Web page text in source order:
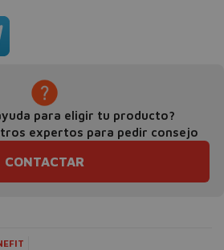
para eligir tu producto?
expertos para pedir consejo
CONTACTAR